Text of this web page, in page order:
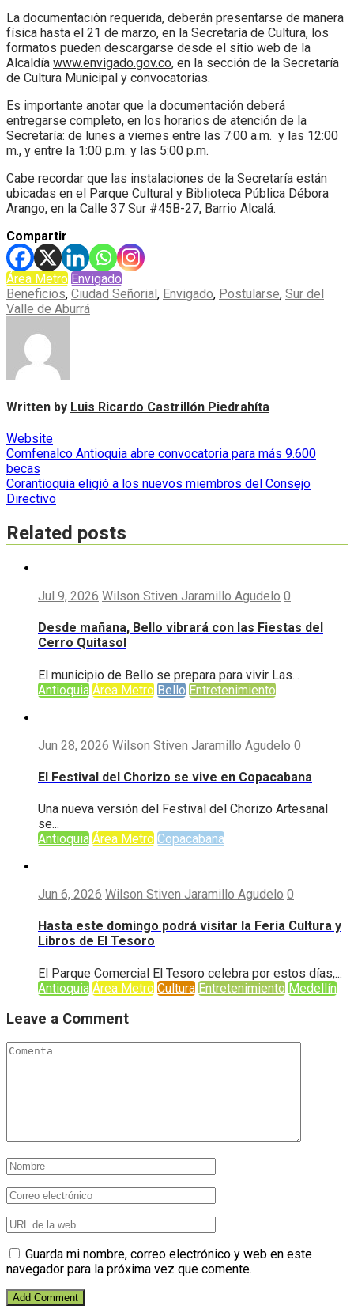
La documentación requerida, deberán presentarse de manera
física hasta el 21 de marzo, en la Secretaría de Cultura, los
formatos pueden descargarse desde el sitio web de la
Alcaldía www.envigado.gov.co, en la sección de la Secretaría
de Cultura Municipal y convocatorias.
Es importante anotar que la documentación deberá
entregarse completo, en los horarios de atención de la
Secretaría: de lunes a viernes entre las 7:00 a.m. y las 12:00
m., y entre la 1:00 p.m. y las 5:00 p.m.
Cabe recordar que las instalaciones de la Secretaría están
ubicadas en el Parque Cultural y Biblioteca Pública Débora
Arango, en la Calle 37 Sur #45B-27, Barrio Alcalá.
Compartir
Área Metro Envigado
Beneficios, Ciudad Señorial, Envigado, Postularse, Sur del
Valle de Aburrá
Written by Luis Ricardo Castrillón Piedrahíta
Website
Navegación
de
entradas
Comfenalco Antioquia abre convocatoria para más 9.600
becas
Corantioquia eligió a los nuevos miembros del Consejo
Directivo
Related posts
Jul 9, 2026 Wilson Stiven Jaramillo Agudelo 0
Desde mañana, Bello vibrará con las Fiestas del
Cerro Quitasol
El municipio de Bello se prepara para vivir Las...
Antioquia Área Metro Bello Entretenimiento
Jun 28, 2026 Wilson Stiven Jaramillo Agudelo 0
El Festival del Chorizo se vive en Copacabana
Una nueva versión del Festival del Chorizo Artesanal
se...
Antioquia Área Metro Copacabana
Jun 6, 2026 Wilson Stiven Jaramillo Agudelo 0
Hasta este domingo podrá visitar la Feria Cultura y
Libros de El Tesoro
El Parque Comercial El Tesoro celebra por estos días,...
Antioquia Área Metro Cultura Entretenimiento Medellín
Leave a Comment
Guarda mi nombre, correo electrónico y web en este
navegador para la próxima vez que comente.